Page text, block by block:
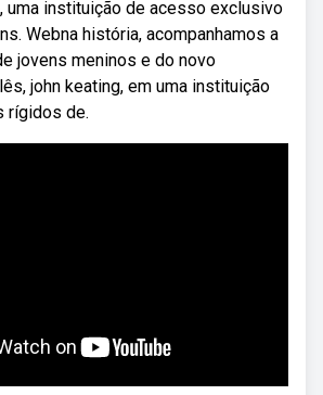
uma instituição de acesso exclusivo
Webna história, acompanhamos a
jovens meninos e do novo
john keating, em uma instituição
rígidos de.